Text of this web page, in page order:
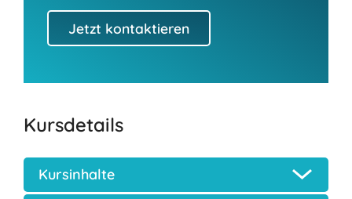
Jetzt kontaktieren
Kursdetails
Kursinhalte